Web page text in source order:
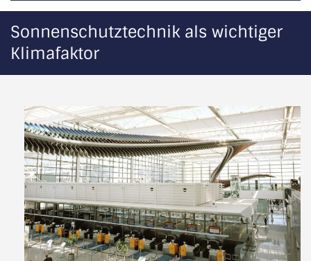
Sonnenschutztechnik als wichtiger
Klimafaktor